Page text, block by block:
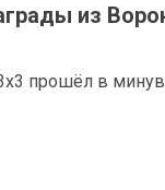
из
прошёл в